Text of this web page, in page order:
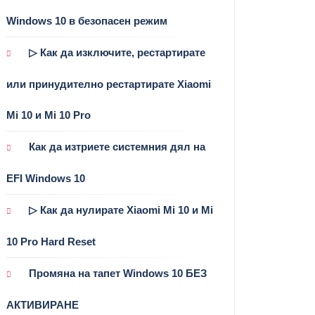
Windows 10 в безопасен режим
▷ Как да изключите, рестартирате
или принудително рестартирате Xiaomi
Mi 10 и Mi 10 Pro
Как да изтриете системния дял на
EFI Windows 10
▷ Как да нулирате Xiaomi Mi 10 и Mi
10 Pro Hard Reset
Промяна на тапет Windows 10 БЕЗ
АКТИВИРАНЕ